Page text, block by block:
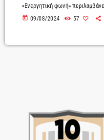
«Ενεργητική φωνή»
να δείξει ότι η Ποίηση μπορεί
προϋποθέτει την αυτογνωσία,
today 09/08/2024 57